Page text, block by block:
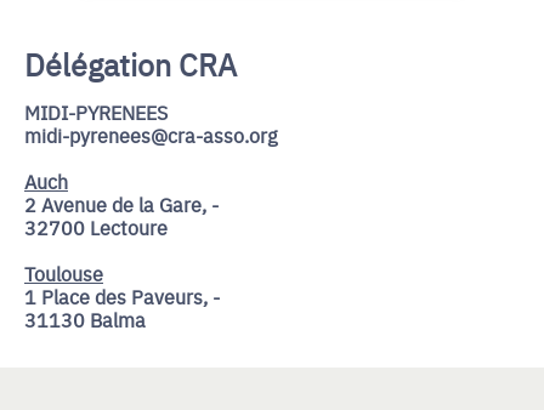
Délégation CRA
MIDI-PYRENEES
midi-pyrenees@cra-asso.org
Auch
2 Avenue de la Gare, -
32700 Lectoure
Toulouse
1 Place des Paveurs, -
31130 Balma